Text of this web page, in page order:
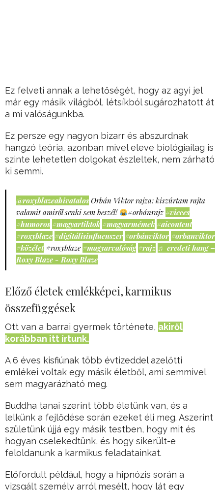
Ez felveti annak a lehetőségét, hogy az agyi jel
már egy másik világból, létsíkból sugározhatott át
a mi valóságunkba.
Ez persze egy nagyon bizarr és abszurdnak
hangzó teória, azonban mivel eleve biológiailag is
szinte lehetetlen dolgokat észleltek, nem zárható
ki semmi.
@roxyblazeahivatalos Orbán Viktor rajza: kiszúrtam rajta
valamit amiről senki sem beszél!
#orbánrajz #vicces
#humoros #magyartiktok #magyarmémek #aicontent
#roxyblaze #digitálisinfluenszer #orbánviktor #orbanviktor
#közélet #roxyblaze #magyarvalóság #rajz ♬ eredeti hang –
Roxy Blaze - Roxy Blaze
Előző életek emlékképei, karmikus
összefüggések
Ott van a barrai gyermek története, akiről
korábban itt írtunk.
A 6 éves kisfiúnak több évtizeddel azelőtti
emlékei voltak egy másik életből, ami semmivel
sem magyarázható meg.
Buddha tanai szerint több életünk van, és a
lelkünk a fejlődése során ezeket éli meg. Aszerint
születünk újjá egy másik testben, hogy mit és
hogyan cselekedtünk, és hogy sikerült-e
feloldanunk a karmikus feladatainkat.
Előfordult például, hogy a hipnózis során a
vizsgált személy arról mesélt, hogy lát egy